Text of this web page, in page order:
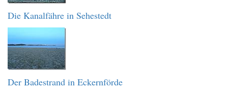
Die Kanalfähre in Sehestedt
Der Badestrand in Eckernförde